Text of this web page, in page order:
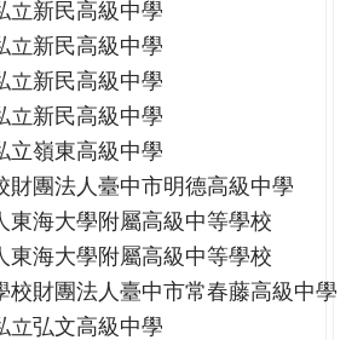
立新民高級中學
立新民高級中學
立新民高級中學
立新民高級中學
立嶺東高級中學
財團法人臺中市明德高級中學
東海大學附屬高級中等學校
東海大學附屬高級中等學校
校財團法人臺中市常春藤高級中學
立弘文高級中學